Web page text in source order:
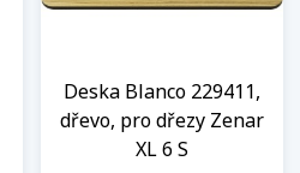
Deska Blanco 229411,
dřevo, pro dřezy Zenar
XL 6 S